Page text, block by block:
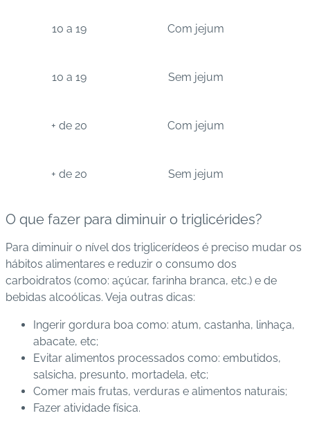
10 a 19 Com jejum
10 a 19 Sem jejum
+ de 20 Com jejum
+ de 20 Sem jejum
O que fazer para diminuir o triglicérides?
Para diminuir o nível dos triglicerídeos é preciso mudar os
hábitos alimentares e reduzir o consumo dos
carboidratos (como: açúcar, farinha branca, etc.) e de
bebidas alcoólicas. Veja outras dicas:
Ingerir gordura boa como: atum, castanha, linhaça,
abacate, etc;
Evitar alimentos processados como: embutidos,
salsicha, presunto, mortadela, etc;
Comer mais frutas, verduras e alimentos naturais;
Fazer atividade física.